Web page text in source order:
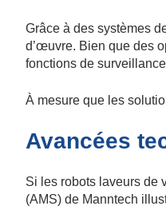
Grâce à des systèmes
d’œuvre. Bien que des
fonctions de
À mesure que les
Avancées
Si les robots laveurs de
(AMS) de Manntech